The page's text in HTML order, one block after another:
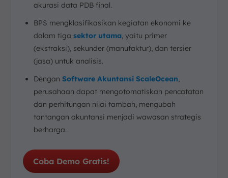
akurasi data PDB final.
BPS mengklasifikasikan kegiatan ekonomi ke
dalam tiga sektor utama, yaitu primer
(ekstraksi), sekunder (manufaktur), dan tersier
(jasa) untuk analisis.
Dengan Software Akuntansi ScaleOcean,
perusahaan dapat mengotomatiskan pencatatan
dan perhitungan nilai tambah, mengubah
tantangan akuntansi menjadi wawasan strategis
berharga.
Coba Demo Gratis!